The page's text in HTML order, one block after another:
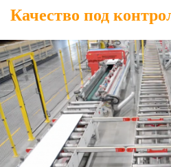
Качество под